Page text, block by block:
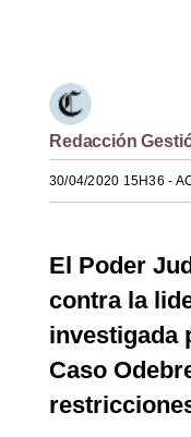
Redacción
30/04/2020 15H36 -
El Poder
contra la
investigada
Caso